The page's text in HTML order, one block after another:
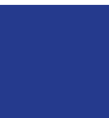
Email: